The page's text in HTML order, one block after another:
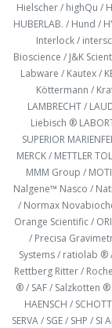
Hielscher / highQu /
HUBERLAB. / Hund /
Interlock /
Bioscience / J&K
Labware / Kautex /
Köttermann /
LAMBRECHT /
Liebisch ®
SUPERIOR
MERCK / METTLER
MMM Group /
Nalgene™ Nasco /
/ Normax
Orange Scientific /
/ Precisa
Systems / ratiolab ®
Rettberg Ritter /
® / SAF / Salzkotten
HAENSCH /
SERVA / SGE / SHP /